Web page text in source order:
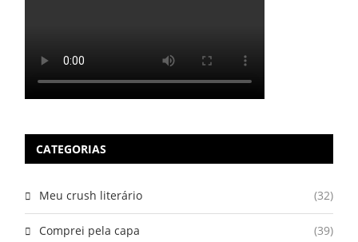
CATEGORIAS
Meu crush literário (32)
Comprei pela capa (39)